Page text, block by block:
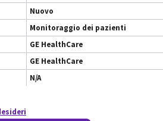
Nuovo
Monitoraggio dei pazienti
GE HealthCare
GE HealthCare
N/A